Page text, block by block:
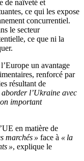
de naïveté et
ce qui les expose
concurrentiel.
le secteur
ce que ni la
un avantage
renforcé par
résultant de
l’Ukraine avec
important
en matière de
marchés » face à « la
», explique le